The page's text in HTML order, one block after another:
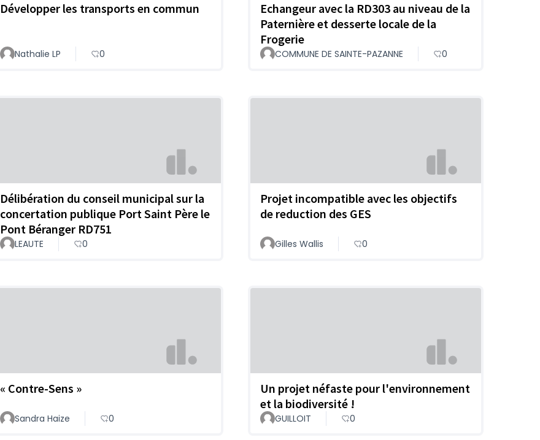
Développer les transports en commun
Nathalie LP 0
Echangeur avec la RD303 au niveau de la
Paternière et desserte locale de la
Frogerie
COMMUNE DE SAINTE-PAZANNE 0
Délibération du conseil municipal sur la
concertation publique Port Saint Père le
Pont Béranger RD751
LEAUTE 0
Projet incompatible avec les objectifs
de reduction des GES
Gilles Wallis 0
« Contre-Sens »
Sandra Haize 0
Un projet néfaste pour l'environnement
et la biodiversité !
GUILLOIT 0